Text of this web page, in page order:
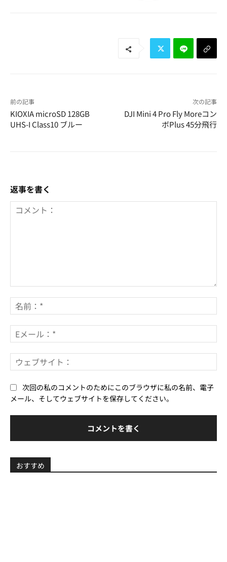
前の記事
KIOXIA microSD 128GB
UHS-I Class10 ブルー
次の記事
DJI Mini 4 Pro Fly Moreコン
ボPlus 45分飛行
返事を書く
メ
ン
ト：
前
*
メ
ー
*ェ
次回の私のコメントのためにこのブラウザに私の名前、電子
メール、そしてウェブサイトを保存してください。
おすすめ